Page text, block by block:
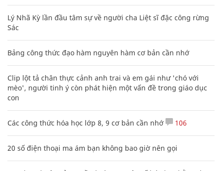
Lý Nhã Kỳ lần đầu tâm sự về người cha Liệt sĩ đặc công rừng
Sác
Bảng công thức đạo hàm nguyên hàm cơ bản cần nhớ
Clip lột tả chân thực cảnh anh trai và em gái như 'chó với
mèo', người tinh ý còn phát hiện một vấn đề trong giáo dục
con
Các công thức hóa học lớp 8, 9 cơ bản cần nhớ 106
20 số điện thoại ma ám bạn không bao giờ nên gọi